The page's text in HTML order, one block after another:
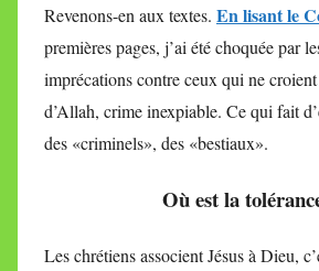
Revenons-en aux textes. En lisant le
premières pages, j’ai été choquée par
imprécations contre ceux qui ne
d’Allah, crime inexpiable. Ce qui fait
des «criminels», des «bestiaux».
Où est la
Les chrétiens associent Jésus à Dieu,